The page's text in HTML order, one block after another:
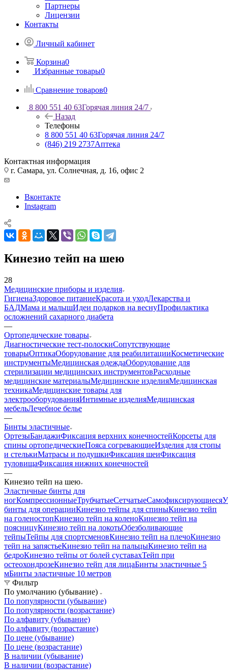
Партнеры
Лицензии
Контакты
Личный кабинет
Корзина0
Избранные товары0
Сравнение товаров0
8 800 551 40 63Горячая линия 24/7
Назад
Телефоны
8 800 551 40 63Горячая линия 24/7
(846) 219 2737Аптека
Контактная информация
г. Самара, ул. Солнечная, д. 16, офис 2
Вконтакте
Instagram
Кинезио тейп на шею
28
Медицинские приборы и изделия
ГигиенаЗдоровое питаниеКрасота и уходЛекарства и
БАДМама и малышИдеи подарков на веснуПрофилактика
осложнений сахарного диабета
—
Ортопедические товары
Диагностические тест-полоскиСопутствующие
товарыОптикаОборудование для реабилитацииКосметические
инструментыМедицинская одеждаОборудование для
стерилизации медицинских инструментовРасходные
медицинские материалыМедицинские изделияМедицинская
техникаМедицинские товары для
электрооборудованияИнтимные изделияМедицинская
мебельЛечебное белье
—
Бинты эластичные
ОртезыБандажиФиксация верхних конечностейКорсеты для
спины ортопедическиеПояса согревающиеИзделия для стопы
и стелькиМатрасы и подушкиФиксация шеиФиксация
туловищаФиксация нижних конечностей
—
Кинезио тейп на шею
Эластичные бинты для
ногКомпрессионныеТрубчатыеСетчатыеСамофиксирующиеся
бинты для операцииКинезио тейпы для спиныКинезио тейп
на голеностопКинезио тейп на коленоКинезио тейп на
поясницуКинезио тейп на локотьОбезболивающие
тейпыТейпы для спортсменовКинезио тейп на плечоКинезио
тейп на запястьеКинезио тейп на пальцыКинезио тейп на
бедроКинезио тейпы от болей суставахТейп при
остеохондрозеКинезио тейп для лицаБинты эластичные 5
мБинты эластичные 10 метров
Фильтр
По умолчанию (убывание)
По популярности (убывание)
По популярности (возрастание)
По алфавиту (убывание)
По алфавиту (возрастание)
По цене (убывание)
По цене (возрастание)
В наличии (убывание)
В наличии (возрастание)